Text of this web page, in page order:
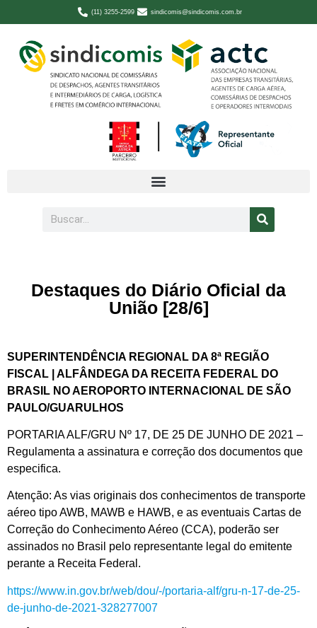
(11) 3255-2599 sindicomis@sindicomis.com.br
Destaques do Diário Oficial da
União [28/6]
SUPERINTENDÊNCIA REGIONAL DA 8ª REGIÃO
FISCAL | ALFÂNDEGA DA RECEITA FEDERAL DO
BRASIL NO AEROPORTO INTERNACIONAL DE SÃO
PAULO/GUARULHOS
PORTARIA ALF/GRU Nº 17, DE 25 DE JUNHO DE 2021 –
Regulamenta a assinatura e correção dos documentos que
especifica.
Atenção: As vias originais dos conhecimentos de transporte
aéreo tipo AWB, MAWB e HAWB, e as eventuais Cartas de
Correção do Conhecimento Aéreo (CCA), poderão ser
assinados no Brasil pelo representante legal do emitente
perante a Receita Federal.
https://www.in.gov.br/web/dou/-/portaria-alf/gru-n-17-de-25-
de-junho-de-2021-328277007